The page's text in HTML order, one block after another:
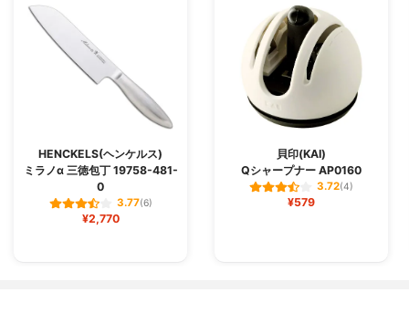
HENCKELS(ヘンケルス)
ミラノα 三徳包丁 19758-481-
0
3.77(6)
¥2,770
貝印(KAI)
Qシャープナー AP0160
3.72(4)
¥579